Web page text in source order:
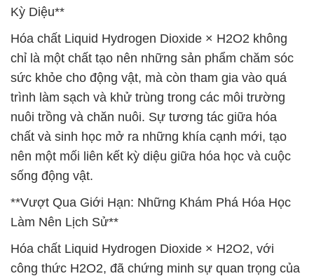
Kỳ Diệu**
Hóa chất Liquid Hydrogen Dioxide × H2O2 không
chỉ là một chất tạo nên những sản phẩm chăm sóc
sức khỏe cho động vật, mà còn tham gia vào quá
trình làm sạch và khử trùng trong các môi trường
nuôi trồng và chăn nuôi. Sự tương tác giữa hóa
chất và sinh học mở ra những khía cạnh mới, tạo
nên một mối liên kết kỳ diệu giữa hóa học và cuộc
sống động vật.
**Vượt Qua Giới Hạn: Những Khám Phá Hóa Học
Làm Nên Lịch Sử**
Hóa chất Liquid Hydrogen Dioxide × H2O2, với
công thức H2O2, đã chứng minh sự quan trọng của